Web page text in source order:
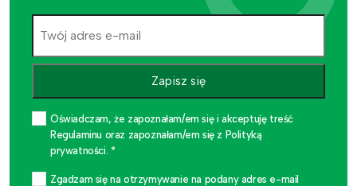
Zapisz się
Oświadczam, że zapoznałam/em się i akceptuję treść
Regulaminu oraz zapoznałam/em się z Polityką
prywatności. *
Zgadzam się na otrzymywanie na podany adres e-mail